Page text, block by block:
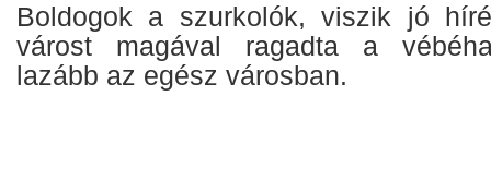
Boldogok a szurkolók, viszik jó
várost magával ragadta a
lazább az egész városban.